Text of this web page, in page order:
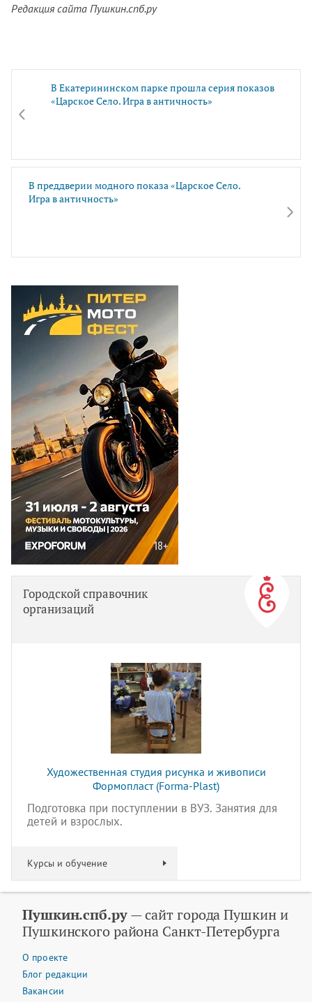
Редакция сайта Пушкин.спб.ру
В Екатерининском парке прошла серия показов
«Царское Cело. Игра в античность»
В преддверии модного показа «Царское Село.
Игра в античность»
Городской справочник
организаций
Художественная студия рисунка и живописи
Формопласт (Forma-Plast)
Подготовка при поступлении в ВУЗ. Занятия для
детей и взрослых.
Курсы и обучение
Пушкин.спб.ру— сайт города Пушкин и
Пушкинского района Санкт-Петербурга
О проекте
Блог редакции
Вакансии